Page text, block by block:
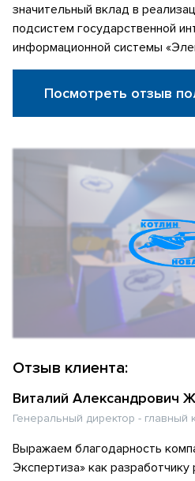
значительный вклад в
подсистем государственной
информационной системы
Посмотреть отзыв
Отзыв клиента:
Виталий Александрович
Генеральный директор - главный
Выражаем благодарность
Экспертиза» как